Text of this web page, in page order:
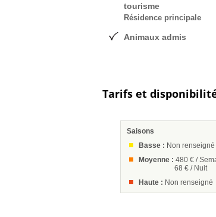
tourisme
Résidence principale
Animaux admis
Tarifs et
Saisons
Basse : Non renseigné
Moyenne : 480 € /
68 € / Nuit
Haute : Non renseigné